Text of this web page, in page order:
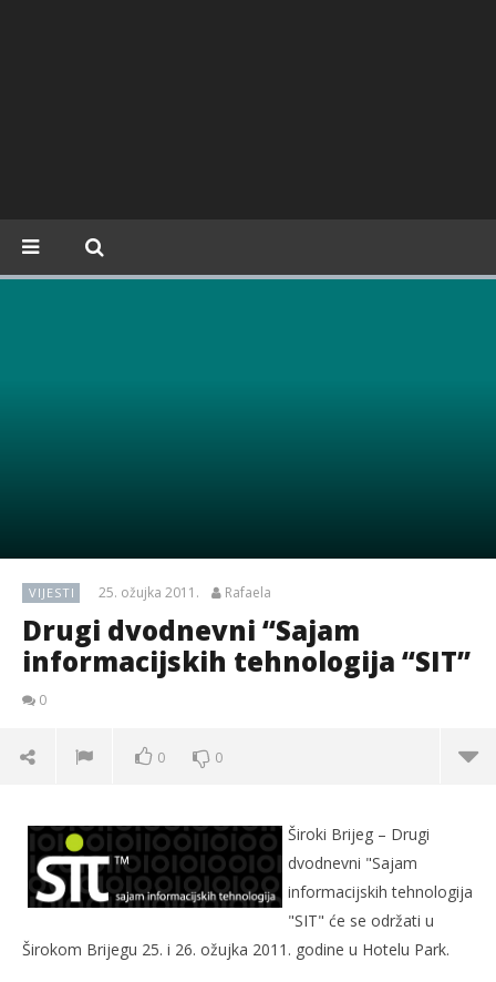
VIJESTI 25. ožujka 2011. Rafaela
Drugi dvodnevni “Sajam
informacijskih tehnologija “SIT”
0
0 0
Široki Brijeg – Drugi
dvodnevni "Sajam
informacijskih tehnologija
"SIT" će se održati u
Širokom Brijegu 25. i 26. ožujka 2011. godine u Hotelu Park.